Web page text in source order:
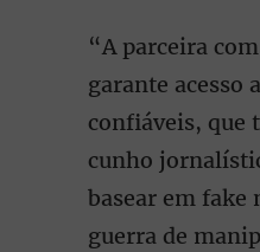
“A parceira
garante acesso
confiáveis, que
cunho
basear em fake
guerra de